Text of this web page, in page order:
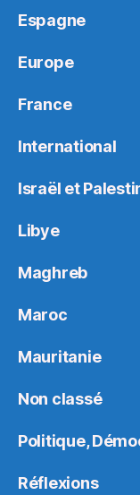
Espagne
Europe
France
International
Israël et
Libye
Maghreb
Maroc
Mauritanie
Non classé
Politique,
Réflexions